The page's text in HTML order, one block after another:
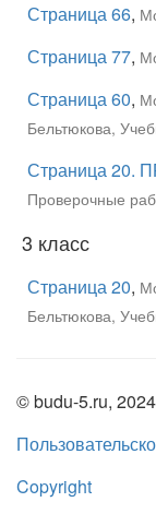
Страница 66,
Страница 77,
Страница 60,
Бельтюкова,
Страница 20.
Проверочные
3 класс
Страница 20,
Бельтюкова,
© budu-5.ru, 2024
Copyright